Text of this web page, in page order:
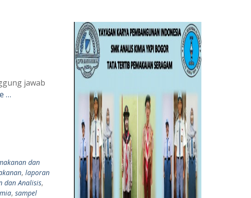
jawab
…
dan
, laporan
dan Analisis,
, sampel